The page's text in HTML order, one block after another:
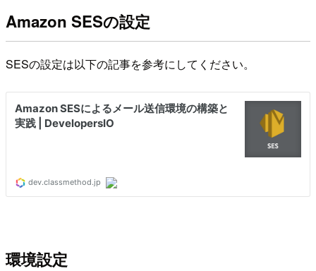
Amazon SESの設定
SESの設定は以下の記事を参考にしてください。
環境設定